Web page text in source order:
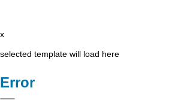
x
selected template will load here
Error